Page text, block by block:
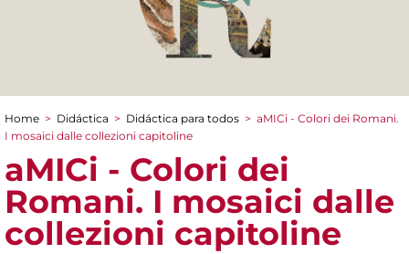
You are here
Home > Didáctica > Didáctica para todos > aMICi - Colori dei Romani.
I mosaici dalle collezioni capitoline
aMICi - Colori dei
Romani. I mosaici dalle
collezioni capitoline